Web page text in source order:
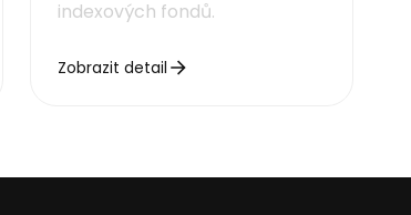
indexových fondů.
Zobrazit detail